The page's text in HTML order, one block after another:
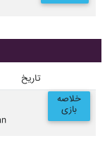
تاریخ
خلاصه
بازی